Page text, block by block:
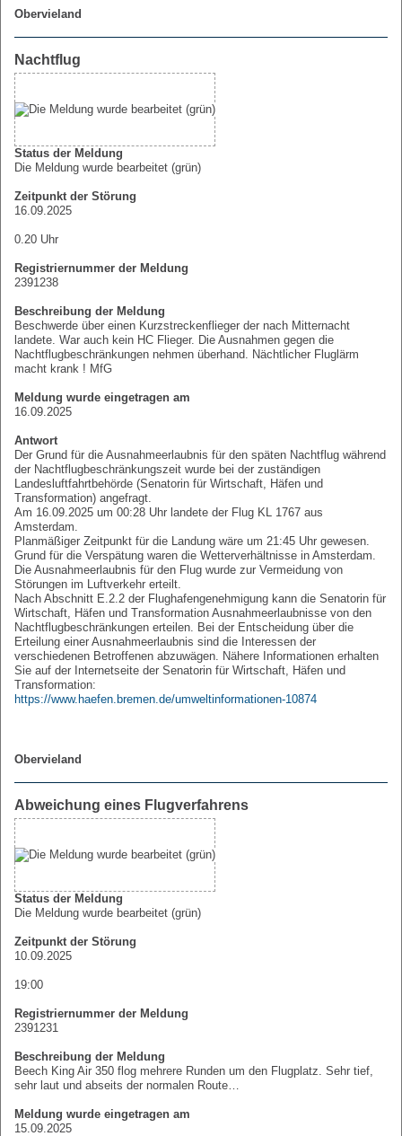
Obervieland
Nachtflug
Status der Meldung
Die Meldung wurde bearbeitet (grün)
Zeitpunkt der Störung
16.09.2025
0.20 Uhr
Registriernummer der Meldung
2391238
Beschreibung der Meldung
Beschwerde über einen Kurzstreckenflieger der nach Mitternacht
landete. War auch kein HC Flieger. Die Ausnahmen gegen die
Nachtflugbeschränkungen nehmen überhand. Nächtlicher Fluglärm
macht krank ! MfG
Meldung wurde eingetragen am
16.09.2025
Antwort
Der Grund für die Ausnahmeerlaubnis für den späten Nachtflug während
der Nachtflugbeschränkungszeit wurde bei der zuständigen
Landesluftfahrtbehörde (Senatorin für Wirtschaft, Häfen und
Transformation) angefragt.
Am 16.09.2025 um 00:28 Uhr landete der Flug KL 1767 aus
Amsterdam.
Planmäßiger Zeitpunkt für die Landung wäre um 21:45 Uhr gewesen.
Grund für die Verspätung waren die Wetterverhältnisse in Amsterdam.
Die Ausnahmeerlaubnis für den Flug wurde zur Vermeidung von
Störungen im Luftverkehr erteilt.
Nach Abschnitt E.2.2 der Flughafengenehmigung kann die Senatorin für
Wirtschaft, Häfen und Transformation Ausnahmeerlaubnisse von den
Nachtflugbeschränkungen erteilen. Bei der Entscheidung über die
Erteilung einer Ausnahmeerlaubnis sind die Interessen der
verschiedenen Betroffenen abzuwägen. Nähere Informationen erhalten
Sie auf der Internetseite der Senatorin für Wirtschaft, Häfen und
Transformation:
https://www.haefen.bremen.de/umweltinformationen-10874
Obervieland
Abweichung eines Flugverfahrens
Status der Meldung
Die Meldung wurde bearbeitet (grün)
Zeitpunkt der Störung
10.09.2025
19:00
Registriernummer der Meldung
2391231
Beschreibung der Meldung
Beech King Air 350 flog mehrere Runden um den Flugplatz. Sehr tief,
sehr laut und abseits der normalen Route…
Meldung wurde eingetragen am
15.09.2025